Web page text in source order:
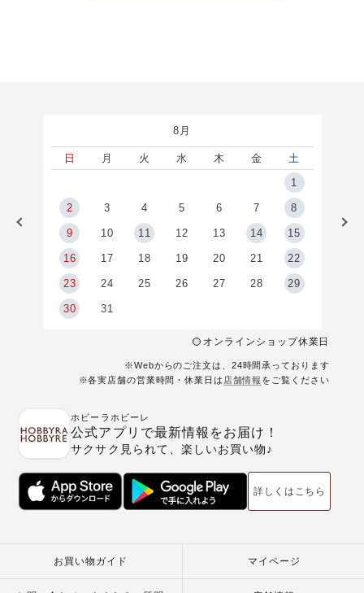
8月
日 月 火 水 木 金
土
1
2 3 4 5 6 7 8
9 10 11 12 13 14 15
16 17 18 19 20 21 22
23 24 25 26 27 28 29
30 31
オンラインショップ休業日
※Webからのご注文は、24時間承っております
※各実店舗の営業時間・休業日は 店舗情報 をご覧ください
ホビーラホビーレ
公式アプリで最新情報をお届け！
サクサク見られて、楽しいお買い物♪
詳しくはこちら
お買い物ガイド マイページ